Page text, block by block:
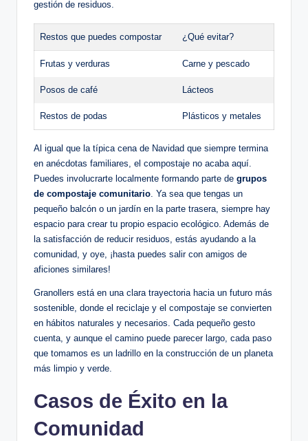
gestión de residuos.
Restos que puedes compostar ¿Qué evitar?
Frutas y verduras Carne y pescado
Posos de café Lácteos
Restos de podas Plásticos y metales
Al igual que la típica cena de Navidad que siempre termina
en anécdotas familiares, el compostaje no acaba aquí.
Puedes involucrarte localmente formando parte de grupos
de compostaje comunitario. Ya sea que tengas un
pequeño balcón o un jardín en la parte trasera, siempre hay
espacio para crear tu propio espacio ecológico. Además de
la satisfacción de reducir residuos, estás ayudando a la
comunidad, y oye, ¡hasta puedes salir con amigos de
aficiones similares!
Granollers está en una clara trayectoria hacia un futuro más
sostenible, donde el reciclaje y el compostaje se convierten
en hábitos naturales y necesarios. Cada pequeño gesto
cuenta, y aunque el camino puede parecer largo, cada paso
que tomamos es un ladrillo en la construcción de un planeta
más limpio y verde.
Casos de Éxito en la
Comunidad